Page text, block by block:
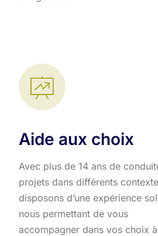
Aide aux choix
Avec plus de 14 ans de
projets dans différents
disposons d’une expérience
nous permettant de vous
accompagner dans vos choix